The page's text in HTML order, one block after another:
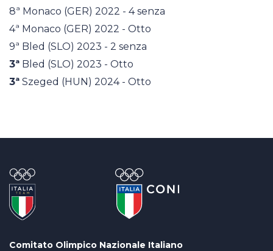
8ª Monaco (GER) 2022 - 4 senza
4ª Monaco (GER) 2022 - Otto
9ª Bled (SLO) 2023 - 2 senza
3ª Bled (SLO) 2023 - Otto
3ª Szeged (HUN) 2024 - Otto
Comitato Olimpico Nazionale Italiano